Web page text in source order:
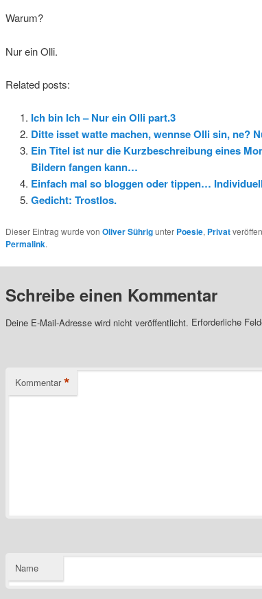
Warum?
Nur ein Olli.
Related posts:
Ich bin Ich – Nur ein Olli part.3
Ditte isset watte machen, wennse Olli sin, ne?
Ein Titel ist nur die Kurzbeschreibung eines
Bildern fangen kann…
Einfach mal so bloggen oder tippen…
Gedicht: Trostlos.
Dieser Eintrag wurde von Oliver Sührigunter Poesie, Privat
Permalink.
Schreibe einen Kommentar
Deine E-Mail-Adresse wird nicht veröffentlicht. Erforderliche
Kommentar *
Name